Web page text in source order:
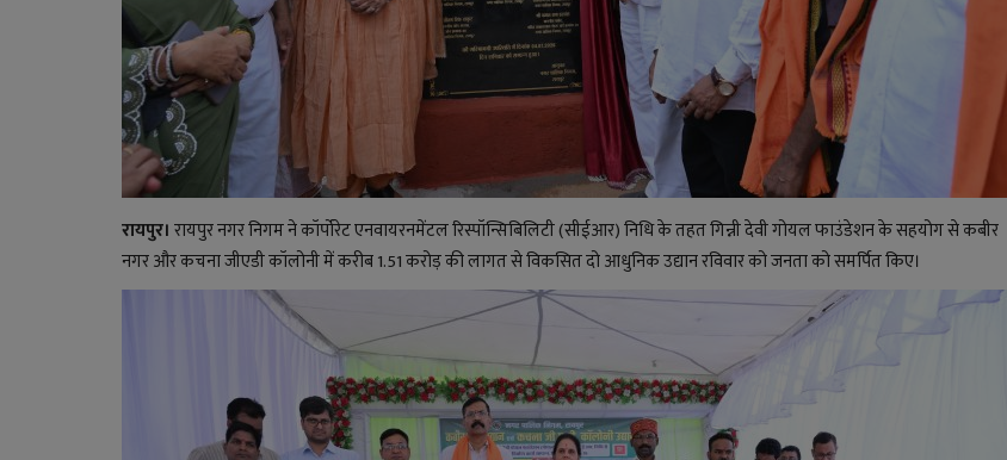
रायपुर। रायपुर नगर निगम ने कॉर्पोरेट एनवायरनमेंटल रिस्पॉन्सिबिलिटी (सीईआर) निधि के तहत गिन्नी देवी गोयल फाउंडेशन के सहयोग से कबीर
नगर और कचना जीएडी कॉलोनी में करीब 1.51 करोड़ की लागत से विकसित दो आधुनिक उद्यान रविवार को जनता को समर्पित किए।